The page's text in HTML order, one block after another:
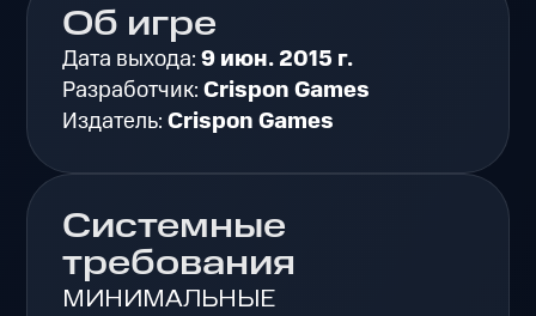
Об игре
Дата выхода:9 июн. 2015 г.
Разработчик:Crispon Games
Издатель:Crispon Games
Системные
требования
МИНИМАЛЬНЫЕ